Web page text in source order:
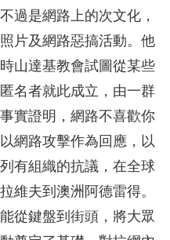
過是網路上的次文化，
片及網路惡搞活動。他
山達基教會試圖從某些
名者就此成立，由一群
實證明，網路不喜歡你
網路攻擊作為回應，以
有組織的抗議，在全球
維夫到澳洲阿德雷得。
從鍵盤到街頭，將大眾